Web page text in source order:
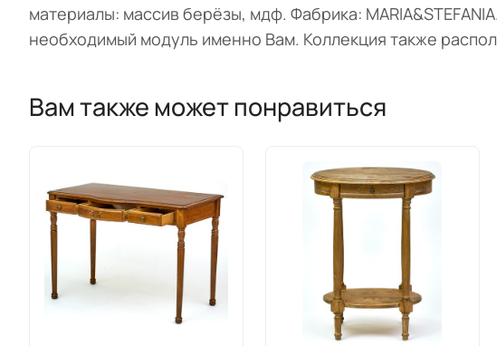
материалы: массив берёзы, мдф. Фабрика:
необходимый модуль именно Вам. Коллекция также
Вам также может понравиться